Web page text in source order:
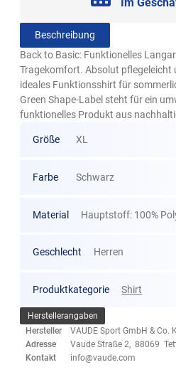
Im
Beschreibung
Back to Basic: Funktionelles
Tragekomfort. Absolut pflegeleicht
ideales Funktionsshirt für
Green Shape-Label steht für ein
funktionelles Produkt aus
Größe XL
Farbe Schwarz
Material Hauptstoff: 100%
Geschlecht Herren
Produktkategorie Shirt
Herstellerangaben
Hersteller
VAUDE Sport GmbH & Co.
Adresse
Vaude Straße 2, 88069
Kontakt
info@vaude.com